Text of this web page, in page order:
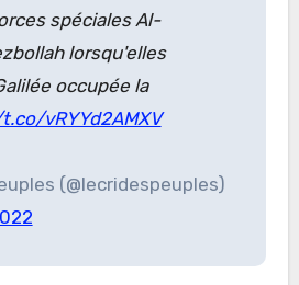
spéciales Al-
lorsqu'elles
occupée la
vRYYd2AMXV
(@lecridespeuples)